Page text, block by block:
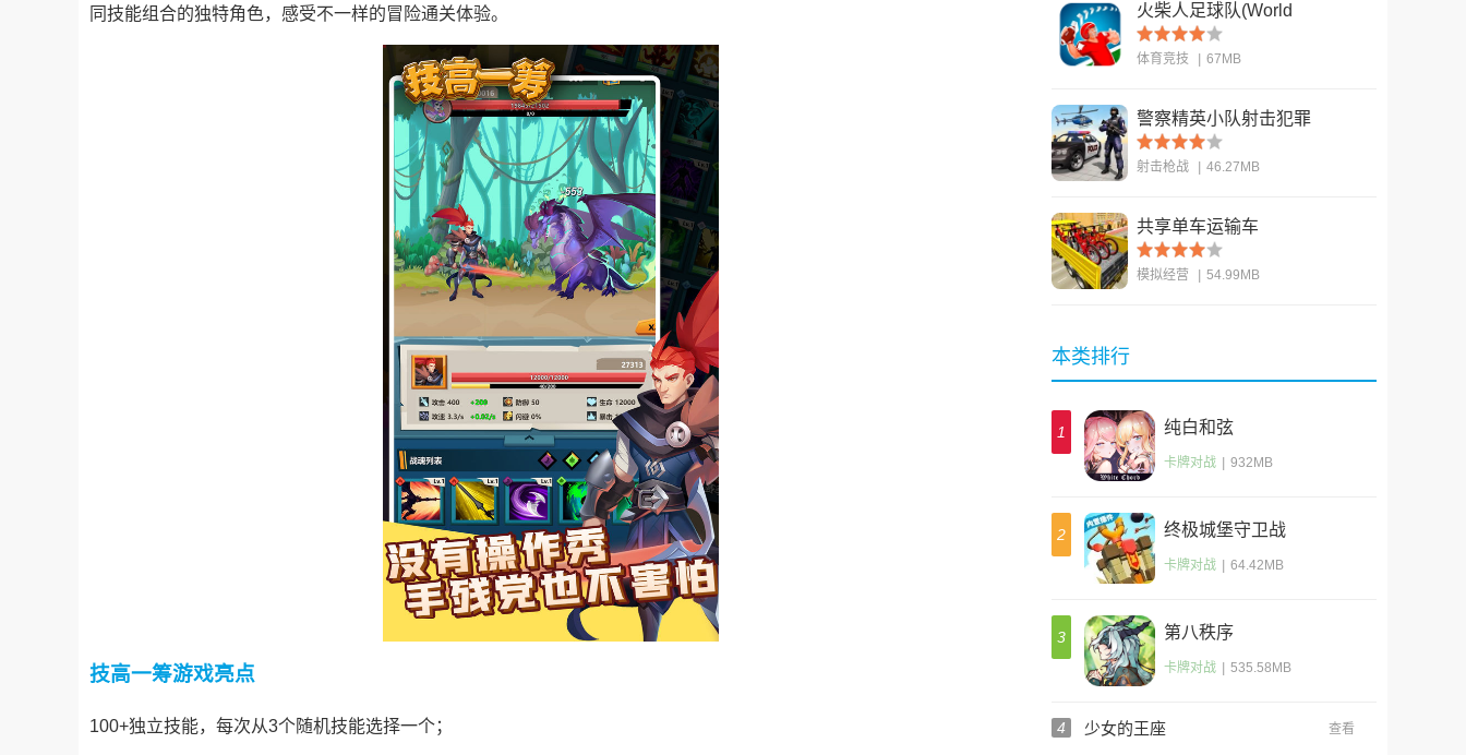
同技能组合的独特角色，感受不一样的冒险通关体验。
技高一筹游戏亮点
100+独立技能，每次从3个随机技能选择一个；
火柴人足球队(World
Cup - Stickman
Soccer)
体育竞技 67MB
警察精英小队射击犯罪
(US Police Fps
Shooter)
射击枪战 46.27MB
共享单车运输车
模拟经营 54.99MB
本类排行
1 纯白和弦
卡牌对战 932MB
2
终极城堡守卫战
(Wild Castle)
卡牌对战 64.42MB
3 第八秩序
卡牌对战 535.58MB
4 少女的王座 查看